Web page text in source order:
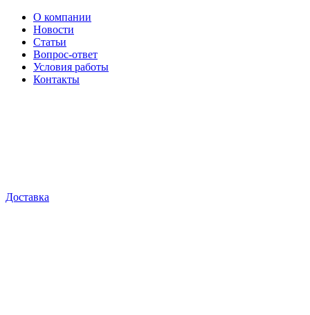
О компании
Новости
Статьи
Вопрос-ответ
Условия работы
Контакты
Доставка